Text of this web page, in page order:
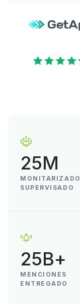
25M
MONITARIZADO
SUPERVISADO
25B+
MENCIONES
ENTREGADO